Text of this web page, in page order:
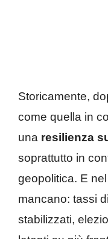
Storicamente,
come quella in
una resilienza
soprattutto in
geopolitica. E
mancano: tassi
stabilizzati,